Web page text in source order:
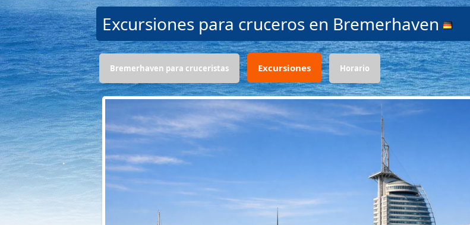
Excursiones para cruceros en Bremerhaven
Bremerhaven para cruceristas Excursiones Horario